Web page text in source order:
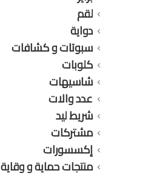
لقم
دواية
سبوتات و كشافات
كلوبات
شاسيهات
عدد والات
شريط ليد
مشتركات
إكسسورات
منتجات حماية و وقاية